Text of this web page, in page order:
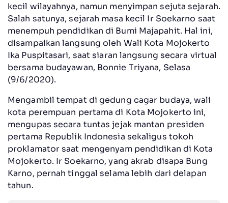
kecil wilayahnya, namun menyimpan sejuta sejarah.
Salah satunya, sejarah masa kecil Ir Soekarno saat
menempuh pendidikan di Bumi Majapahit. Hal ini,
disampaikan langsung oleh Wali Kota Mojokerto
Ika Puspitasari, saat siaran langsung secara virtual
bersama budayawan, Bonnie Triyana, Selasa
(9/6/2020).
Mengambil tempat di gedung cagar budaya, wali
kota perempuan pertama di Kota Mojokerto ini,
mengupas secara tuntas jejak mantan presiden
pertama Republik Indonesia sekaligus tokoh
proklamator saat mengenyam pendidikan di Kota
Mojokerto. Ir Soekarno, yang akrab disapa Bung
Karno, pernah tinggal selama lebih dari delapan
tahun.